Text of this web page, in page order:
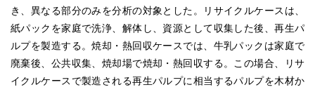
き、異なる部分のみを分析の対象とした。リサイクルケースは、
紙パックを家庭で洗浄、解体し、資源として収集した後、再生パ
ルプを製造する。焼却・熱回収ケースでは、牛乳パックは家庭で
廃棄後、公共収集、焼却場で焼却・熱回収する。この場合、リサ
イクルケースで製造される再生パルプに相当するパルプを木材か